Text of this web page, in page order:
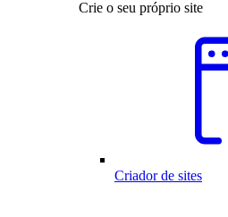
Crie o seu próprio site
Criador de sites